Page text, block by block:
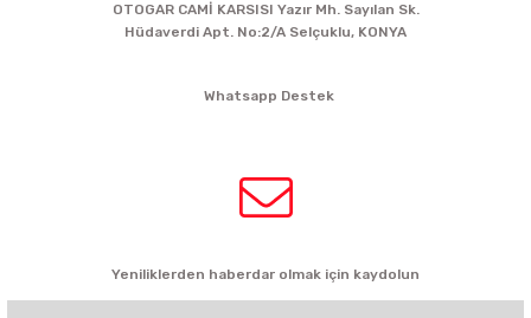
OTOGAR CAMİ KARSISI Yazır Mh. Sayılan Sk.
Hüdaverdi Apt. No:2/A Selçuklu, KONYA
Whatsapp Destek
Yeniliklerden haberdar olmak için kaydolun